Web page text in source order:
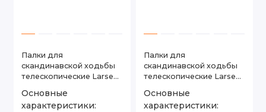
Палки для
скандинавской ходьбы
телескопические Larsen
Основные
характеристики:
Палки для
скандинавской ходьбы
телескопические Larsen
Основные
характеристики: